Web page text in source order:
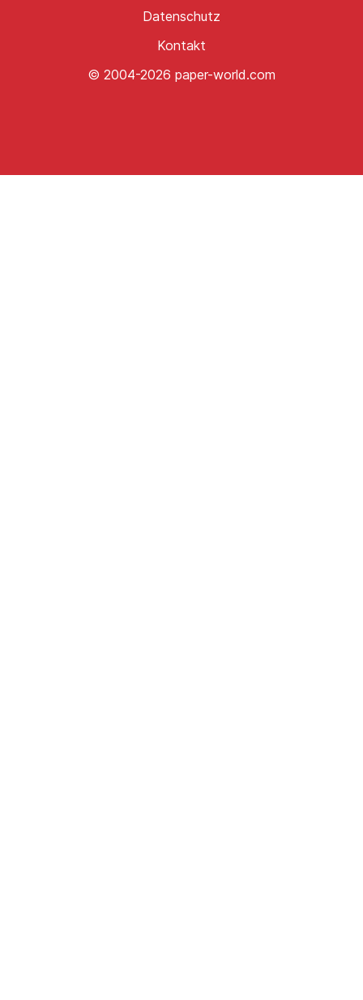
© 2004-2026 paper-world.com
Kontakt
Datenschutz